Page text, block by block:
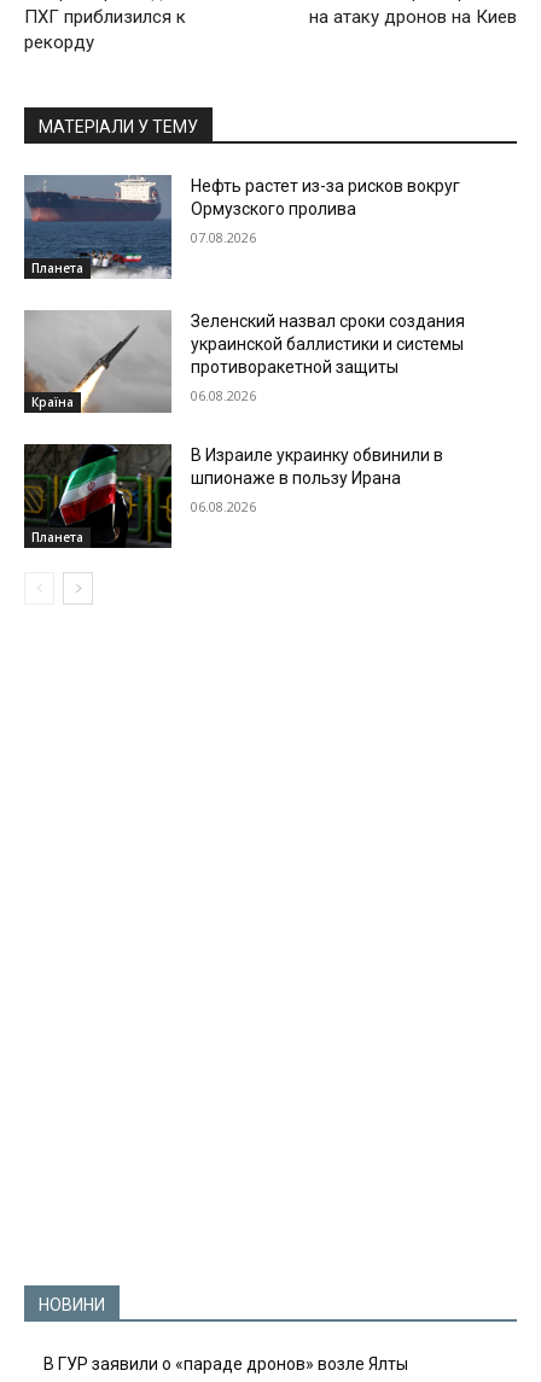
ПХГ приблизился к
рекорду
на атаку дронов на Киев
МАТЕРІАЛИ У ТЕМУ
Планета
Нефть растет из-за рисков вокруг
Ормузского пролива
07.08.2026
Країна
Зеленский назвал сроки создания
украинской баллистики и системы
противоракетной защиты
06.08.2026
Планета
В Израиле украинку обвинили в
шпионаже в пользу Ирана
06.08.2026
НОВИНИ
В ГУР заявили о «параде дронов» возле Ялты